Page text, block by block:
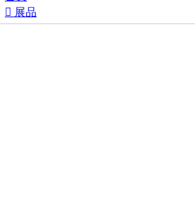
 展品